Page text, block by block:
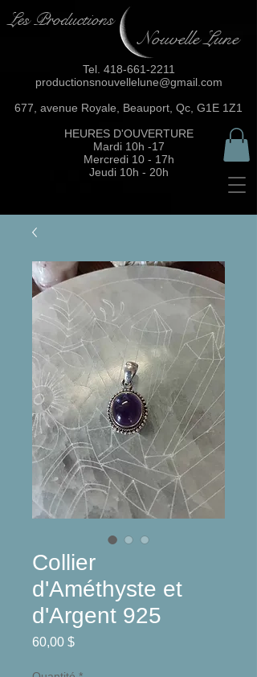
Les Productions
Nouvelle Lune
Tel. 418-661-2211
productionsnouvellelune@gmail.com
677, avenue Royale, Beauport, Qc, G1E 1Z1
HEURES D'OUVERTURE
Mardi 10h -17
Mercredi 10 - 17h
Jeudi 10h - 20h
Collier
d'Améthyste et
d'Argent 925
60,00 $Prix